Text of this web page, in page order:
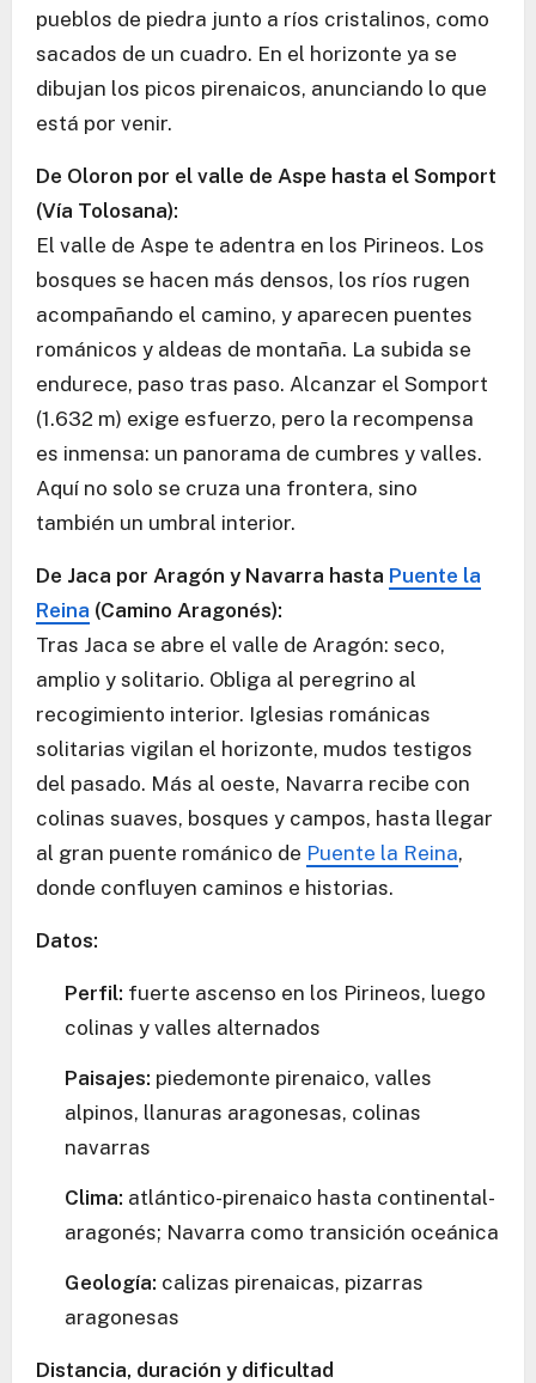
pueblos de piedra junto a ríos cristalinos, como
sacados de un cuadro. En el horizonte ya se
dibujan los picos pirenaicos, anunciando lo que
está por venir.
De Oloron por el valle de Aspe hasta el Somport
(Vía Tolosana):
El valle de Aspe te adentra en los Pirineos. Los
bosques se hacen más densos, los ríos rugen
acompañando el camino, y aparecen puentes
románicos y aldeas de montaña. La subida se
endurece, paso tras paso. Alcanzar el Somport
(1.632 m) exige esfuerzo, pero la recompensa
es inmensa: un panorama de cumbres y valles.
Aquí no solo se cruza una frontera, sino
también un umbral interior.
De Jaca por Aragón y Navarra hasta Puente la
Reina (Camino Aragonés):
Tras Jaca se abre el valle de Aragón: seco,
amplio y solitario. Obliga al peregrino al
recogimiento interior. Iglesias románicas
solitarias vigilan el horizonte, mudos testigos
del pasado. Más al oeste, Navarra recibe con
colinas suaves, bosques y campos, hasta llegar
al gran puente románico de Puente la Reina,
donde confluyen caminos e historias.
Datos:
Perfil: fuerte ascenso en los Pirineos, luego
colinas y valles alternados
Paisajes: piedemonte pirenaico, valles
alpinos, llanuras aragonesas, colinas
navarras
Clima: atlántico-pirenaico hasta continental-
aragonés; Navarra como transición oceánica
Geología: calizas pirenaicas, pizarras
aragonesas
Distancia, duración y dificultad